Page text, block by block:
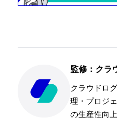
監修：クラ
クラウドロ
理・プロジ
の生産性向